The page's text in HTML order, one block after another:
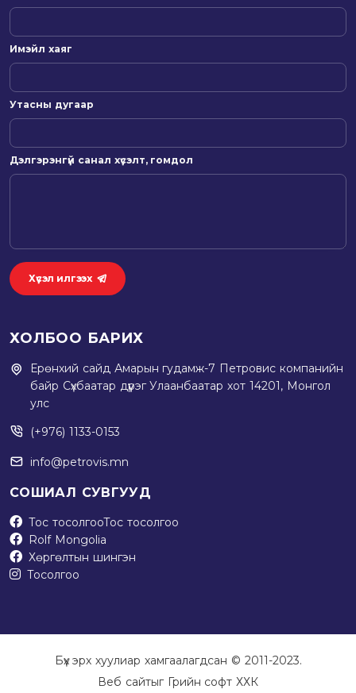
Имэйл хаяг
Утасны дугаар
Дэлгэрэнгүй санал хүсэлт, гомдол
Хүсэл илгээх
ХОЛБОО БАРИХ
Ерөнхий сайд Амарын гудамж-7 Петровис компанийн
байр Сүхбаатар дүүрэг Улаанбаатар хот 14201, Монгол
улс
(+976) 1133-0153
info@petrovis.mn
СОШИАЛ СУВГУУД
Тос тосолгооТос тосолгоо
Rolf Mongolia
Хөргөлтын шингэн
Тосолгоо
Бүх эрх хуулиар хамгаалагдсан © 2011-2023.
Веб сайтыг Грийн софт ХХК